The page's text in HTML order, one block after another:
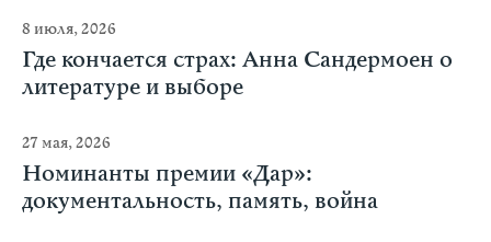
8 июля, 2026
Где кончается страх: Анна Сандермоен о
литературе и выборе
27 мая, 2026
Номинанты премии «Дар»:
документальность, память, война